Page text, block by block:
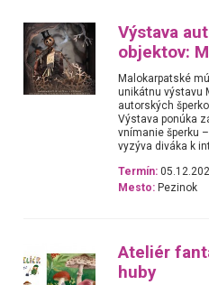
Výstava
objektov:
Malokarpatské
unikátnu výstavu
autorských
Výstava ponúka
vnímanie šperku
vyzýva diváka k
Termín:
Mesto: Pezinok
Ateliér
huby